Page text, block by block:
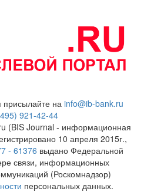
на info@ib-bank.ru
921-42-44
(BIS Journal - информационная
10 апреля 2015г.,
- 61376 выдано Федеральной
связи, информационных
(Роскомнадзор)
персональных данных.